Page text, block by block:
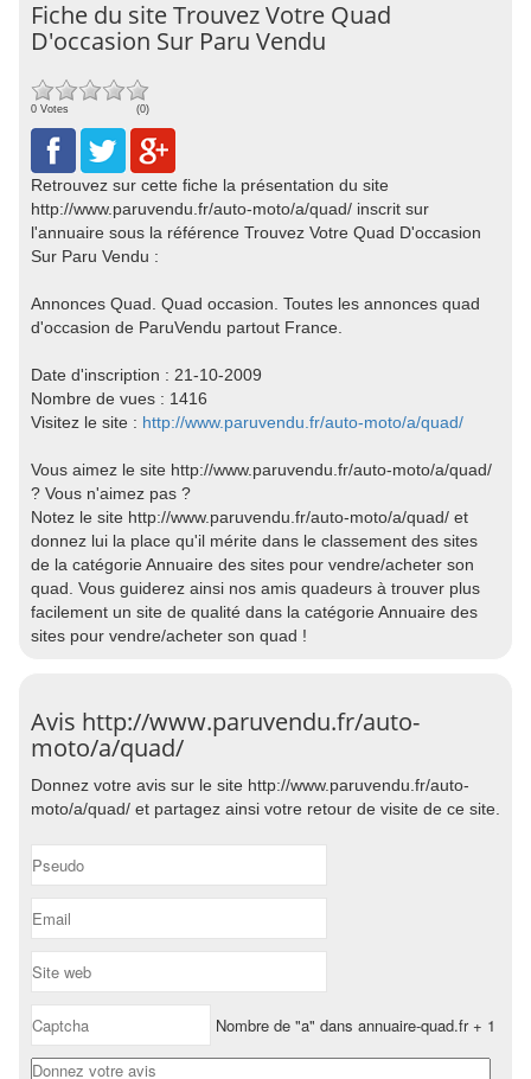
Fiche du site Trouvez Votre Quad
D'occasion Sur Paru Vendu
0 Votes (0)
Retrouvez sur cette fiche la présentation du site
http://www.paruvendu.fr/auto-moto/a/quad/ inscrit sur
l'annuaire sous la référence Trouvez Votre Quad D'occasion
Sur Paru Vendu :
Annonces Quad. Quad occasion. Toutes les annonces quad
d'occasion de ParuVendu partout France.
Date d'inscription : 21-10-2009
Nombre de vues : 1416
Visitez le site : http://www.paruvendu.fr/auto-moto/a/quad/
Vous aimez le site http://www.paruvendu.fr/auto-moto/a/quad/
? Vous n'aimez pas ?
Notez le site http://www.paruvendu.fr/auto-moto/a/quad/ et
donnez lui la place qu'il mérite dans le classement des sites
de la catégorie Annuaire des sites pour vendre/acheter son
quad. Vous guiderez ainsi nos amis quadeurs à trouver plus
facilement un site de qualité dans la catégorie Annuaire des
sites pour vendre/acheter son quad !
Avis http://www.paruvendu.fr/auto-
moto/a/quad/
Donnez votre avis sur le site http://www.paruvendu.fr/auto-
moto/a/quad/ et partagez ainsi votre retour de visite de ce site.
Nombre de "a" dans annuaire-quad.fr + 1